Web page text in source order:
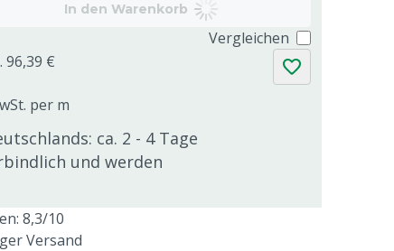
In den Warenkorb
96,39 €
per m
ca. 2 - 4 Tage
und werden
Vergleichen
8,3/10
Versand